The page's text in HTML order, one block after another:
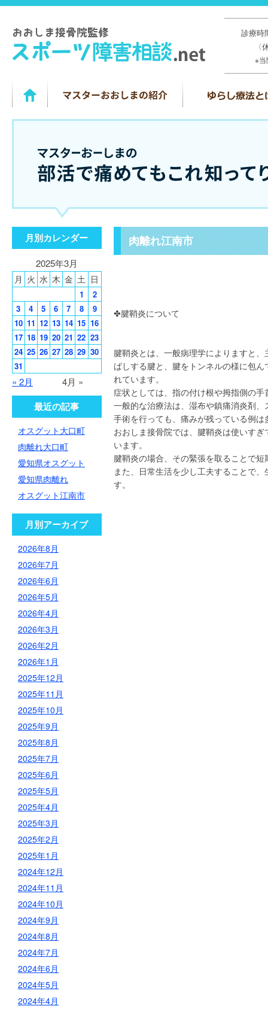
診療
※
肉離れ江南市
✤腱鞘炎について
腱鞘炎とは、一般病理学によりますと
ばしする腱と、腱をトンネルの様に包
れています。
症状としては、指の付け根や拇指側の
一般的な治療法は、湿布や鎮痛消炎剤
手術を行っても、痛みが残っている例は
おおしま接骨院では、腱鞘炎は使いす
います。
腱鞘炎の場合、その緊張を取ることで
また、日常生活を少し工夫することで
す。
月別カレンダー
2025年3月
月 火 水 木 金 土 日
« 2月 4月 »
1
2
3
4 5 6 7 8
9
10 11 12 13 14 15 16
17 18 19 20 21 22 23
24 25 26 27 28 29 30
31
最近の記事
オスグット大口町
肉離れ大口町
愛知県オスグット
愛知県肉離れ
オスグット江南市
月別アーカイブ
2026年8月
2026年7月
2026年6月
2026年5月
2026年4月
2026年3月
2026年2月
2026年1月
2025年12月
2025年11月
2025年10月
2025年9月
2025年8月
2025年7月
2025年6月
2025年5月
2025年4月
2025年3月
2025年2月
2025年1月
2024年12月
2024年11月
2024年10月
2024年9月
2024年8月
2024年7月
2024年6月
2024年5月
2024年4月